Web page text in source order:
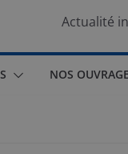
Actualité
NOS